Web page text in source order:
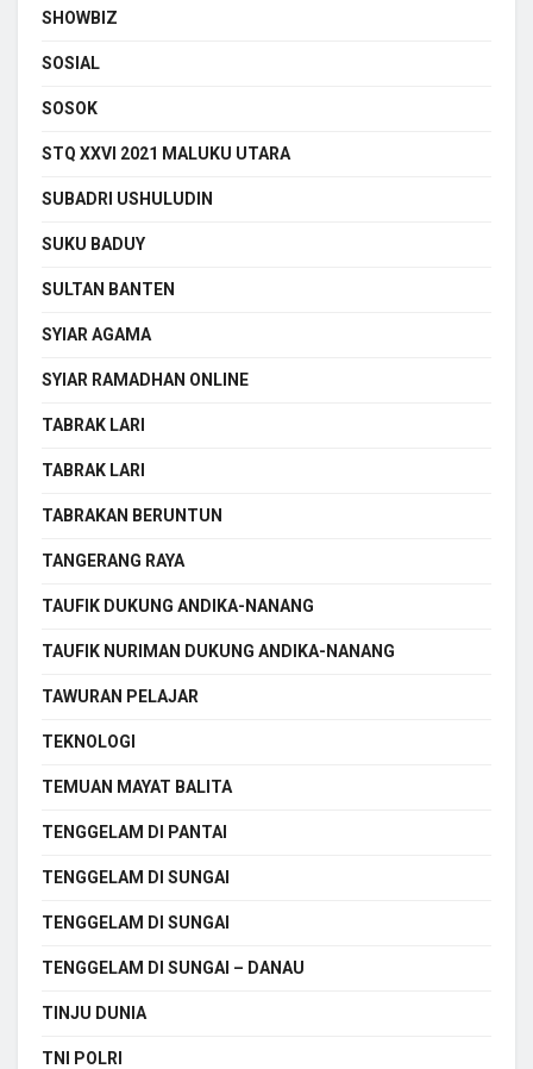
SHOWBIZ
SOSIAL
SOSOK
STQ XXVI 2021 MALUKU UTARA
SUBADRI USHULUDIN
SUKU BADUY
SULTAN BANTEN
SYIAR AGAMA
SYIAR RAMADHAN ONLINE
TABRAK LARI
TABRAK LARI
TABRAKAN BERUNTUN
TANGERANG RAYA
TAUFIK DUKUNG ANDIKA-NANANG
TAUFIK NURIMAN DUKUNG ANDIKA-NANANG
TAWURAN PELAJAR
TEKNOLOGI
TEMUAN MAYAT BALITA
TENGGELAM DI PANTAI
TENGGELAM DI SUNGAI
TENGGELAM DI SUNGAI
TENGGELAM DI SUNGAI – DANAU
TINJU DUNIA
TNI POLRI